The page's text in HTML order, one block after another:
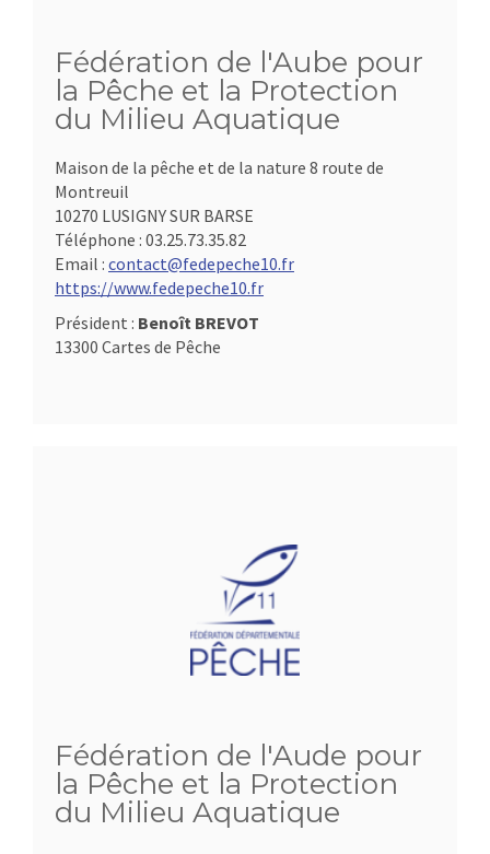
Fédération de l'Aube pour
la Pêche et la Protection
du Milieu Aquatique
Maison de la pêche et de la nature 8 route de
Montreuil
10270 LUSIGNY SUR BARSE
Téléphone : 03.25.73.35.82
Email : contact@fedepeche10.fr
https://www.fedepeche10.fr
Président : Benoît BREVOT
13300 Cartes de Pêche
Fédération de l'Aude pour
la Pêche et la Protection
du Milieu Aquatique